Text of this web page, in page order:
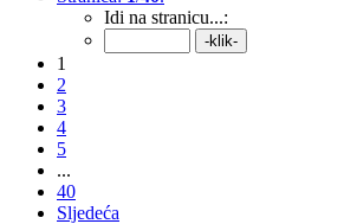
Idi na stranicu...:
1
2
3
4
5
...
40
Sljedeća